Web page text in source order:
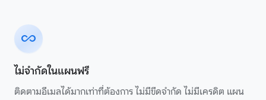
all_inclusive
ไม่จำกัดในแผนฟรี
ติดตามอีเมลได้มากเท่าที่ต้องการ ไม่มีขีดจำกัด ไม่มีเครดิต แผน
Shaurya Saini
Google Workspace Marketplace